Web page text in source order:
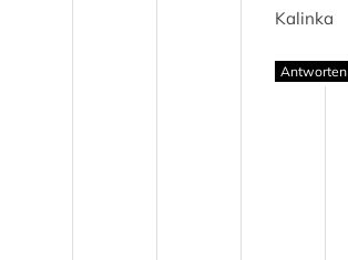
Kalinka
Antworten